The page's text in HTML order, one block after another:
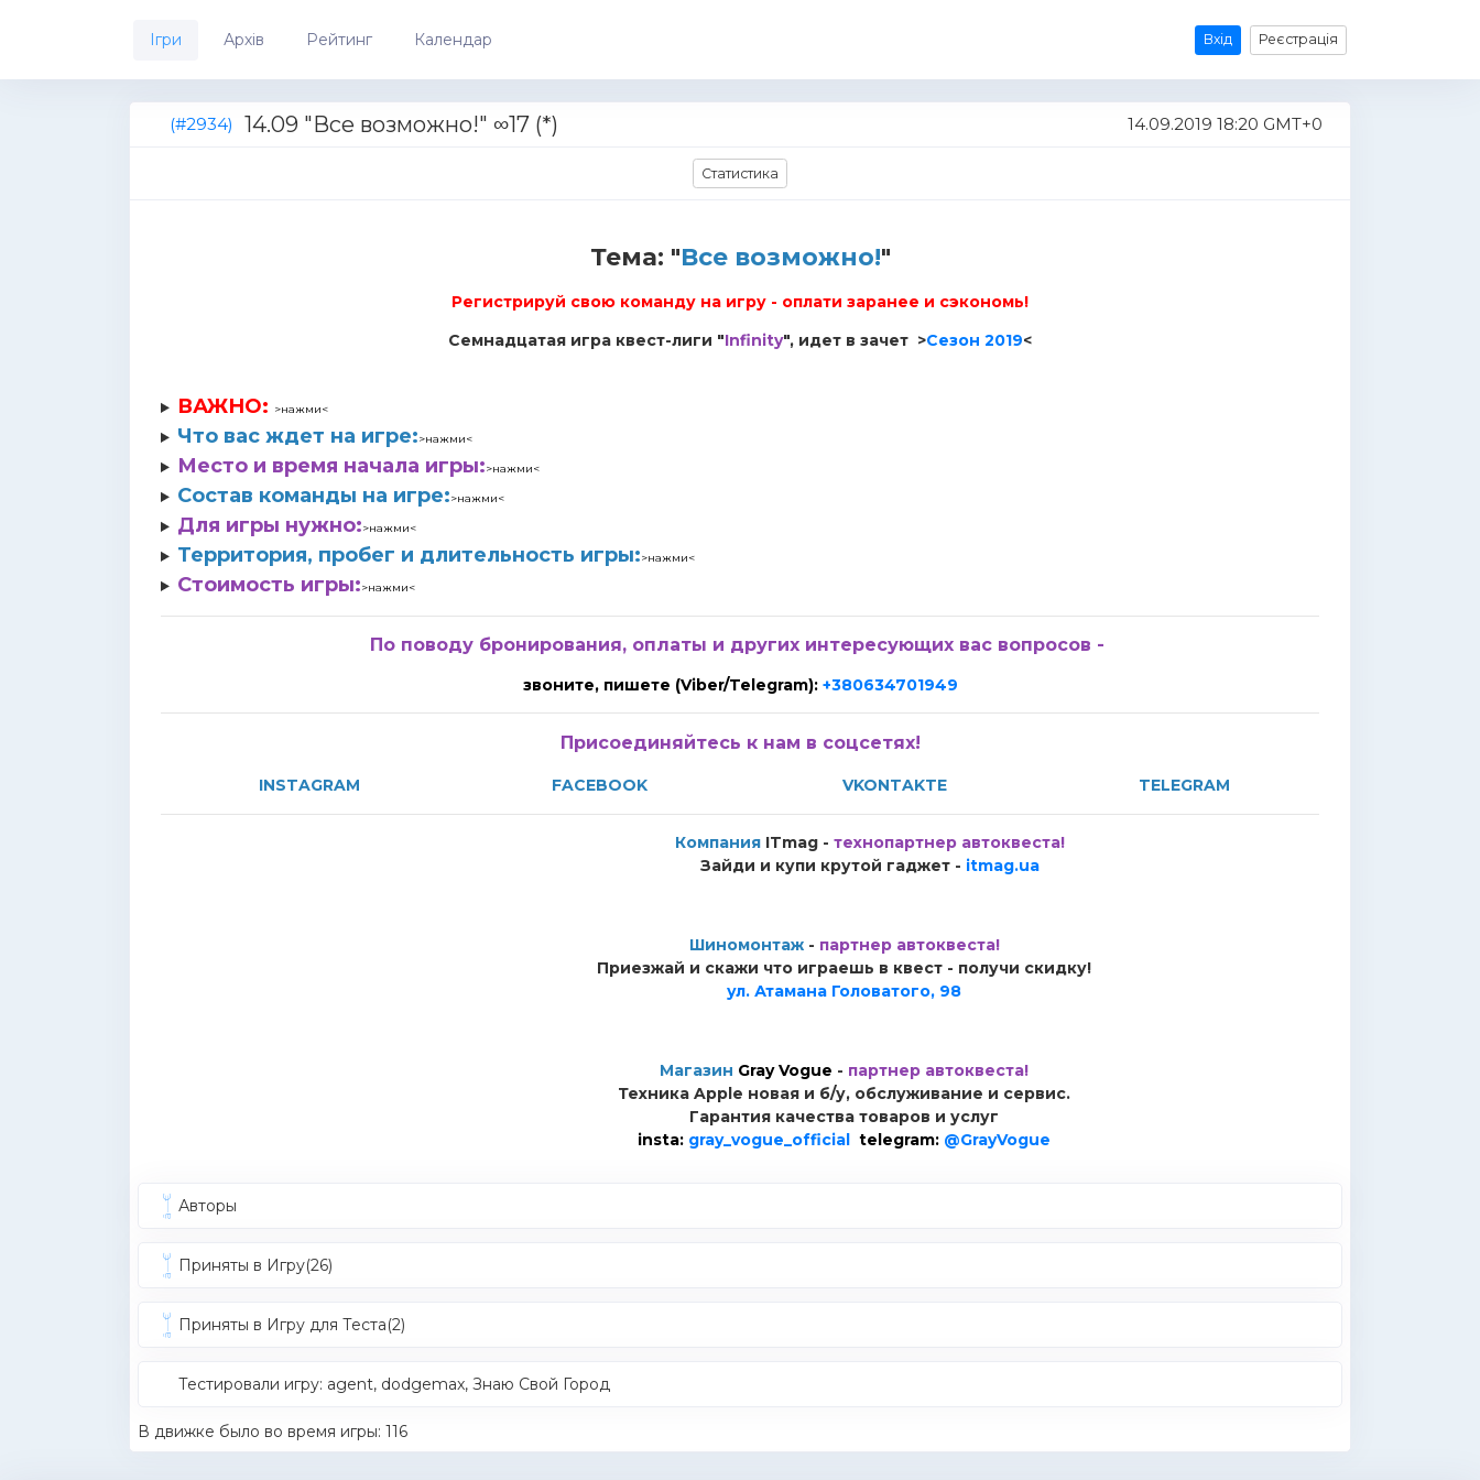
Ігри Архів Рейтинг Календар Вхід Реєстрація
(#2934) 14.09.2019 18:20 GMT+0
14.09 "Все возможно!" ∞17 (*)
Статистика
Тема: "Все возможно!"
Регистрируй свою команду на игру - оплати заранее и сэкономь!
Семнадцатая игра квест-лиги "Infinity", идет в зачет >Сезон 2019<
ВАЖНО: >нажми<
Что вас ждет на игре:>нажми<
Место и время начала игры:>нажми<
Состав команды на игре:>нажми<
Для игры нужно:>нажми<
Территория, пробег и длительность игры:>нажми<
Стоимость игры:>нажми<
По поводу бронирования, оплаты и других интересующих вас вопросов -
звоните, пишете (Viber/Telegram): +380634701949
Присоединяйтесь к нам в соцсетях!
INSTAGRAM FACEBOOK VKONTAKTE TELEGRAM
Компания ITmag - технопартнер автоквеста!
Зайди и купи крутой гаджет - itmag.ua
Шиномонтаж - партнер автоквеста!
Приезжай и скажи что играешь в квест - получи скидку!
ул. Атамана Головатого, 98
Магазин Gray Vogue - партнер автоквеста!
Техника Apple новая и б/у, обслуживание и сервис.
Гарантия качества товаров и услуг
insta: gray_vogue_official telegram: @GrayVogue
Авторы
Приняты в Игру(26)
Приняты в Игру для Теста(2)
Тестировали игру: agent, dodgemax, Знаю Свой Город
В движке было во время игры: 116